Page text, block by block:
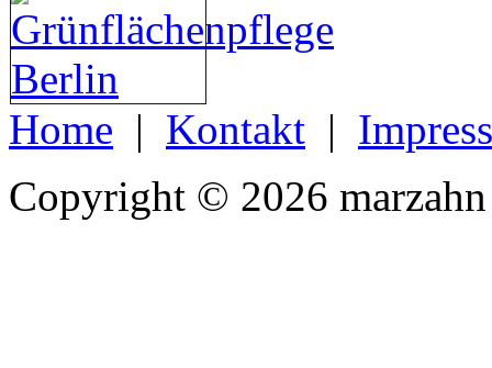
Home | Kontakt |
Copyright © 2026